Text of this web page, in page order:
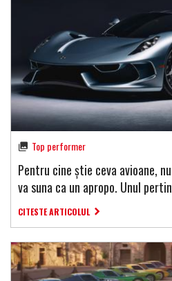
Top performer
Pentru cine știe ceva avioane,
va suna ca un apropo. Unul
CITESTE ARTICOLUL